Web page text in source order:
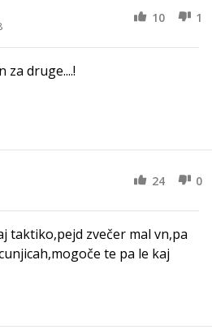
10 1
za druge....!
24 0
taktiko,pejd zvečer mal vn,pa
te pa le kaj